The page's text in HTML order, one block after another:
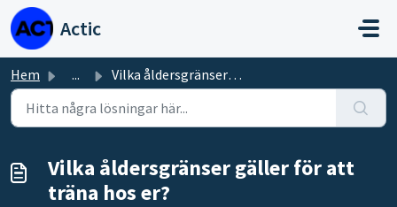
Hoppa över till huvudinnehåll
Actic
Hem ... Vilka åldersgränser gäller för att träna hos er?
Vilka åldersgränser gäller för att
träna hos er?